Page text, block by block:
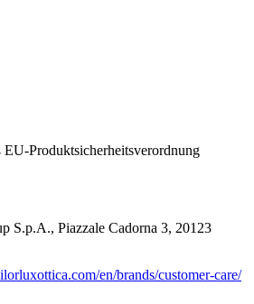
EU-Produktsicherheitsverordnung
S.p.A., Piazzale Cadorna 3, 20123
en/brands/customer-care/